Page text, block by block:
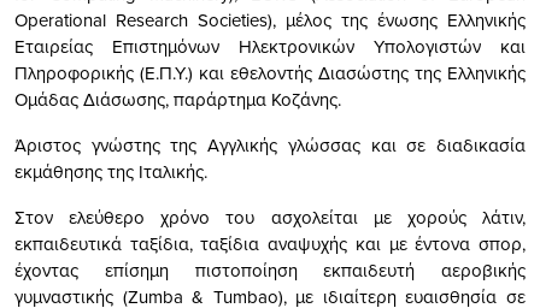
Operational Research Societies), μέλος της ένωσης Ελληνικής
Εταιρείας Επιστημόνων Ηλεκτρονικών Υπολογιστών και
Πληροφορικής (Ε.Π.Υ.) και εθελοντής Διασώστης της Ελληνικής
Ομάδας Διάσωσης, παράρτημα Κοζάνης.
Άριστος γνώστης της Αγγλικής γλώσσας και σε διαδικασία
εκμάθησης της Ιταλικής.
Στον ελεύθερο χρόνο του ασχολείται με χορούς λάτιν,
εκπαιδευτικά ταξίδια, ταξίδια αναψυχής και με έντονα σπορ,
έχοντας επίσημη πιστοποίηση εκπαιδευτή αεροβικής
γυμναστικής (Zumba & Tumbao), με ιδιαίτερη ευαισθησία σε